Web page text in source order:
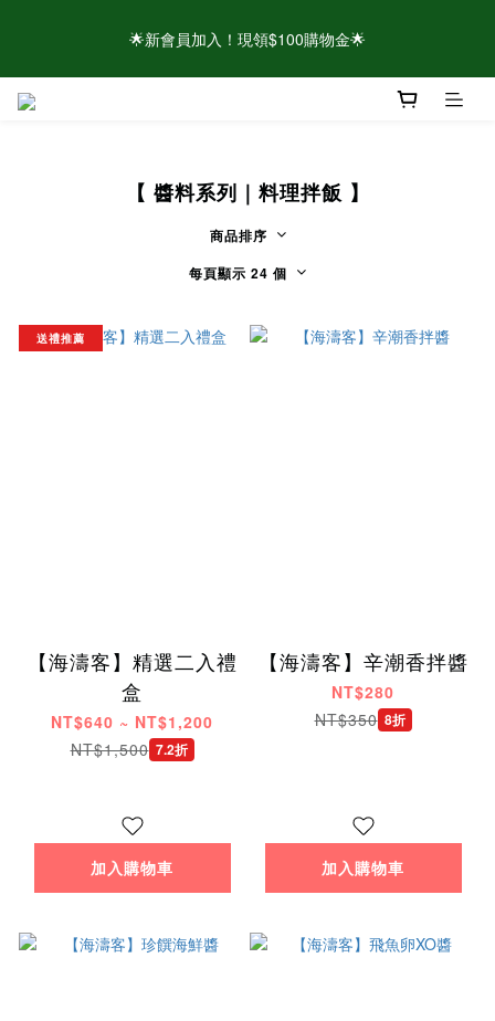
🌟新會員加入！現領$100購物金🌟
🌟新會員加入！現領$100購物金🌟
⚠️請認明官方帳號！近期有仿冒頁面/粉專盜圖詐騙 👉點此查看官
🌟新會員加入！現領$100購物金🌟
【 醬料系列｜料理拌飯 】
商品排序
每頁顯示 24 個
送禮推薦
【海濤客】精選二入禮
盒
NT$640 ~ NT$1,200
NT$1,500 7.2折
加入購物車
【海濤客】辛潮香拌醬
NT$280
NT$350 8折
加入購物車